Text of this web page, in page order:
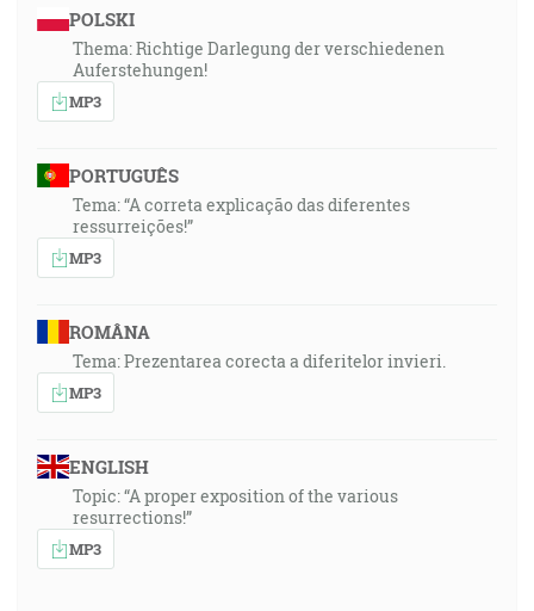
POLSKI
Thema: Richtige Darlegung der verschiedenen
Auferstehungen!
MP3
PORTUGUÊS
Tema: “A correta explicação das diferentes
ressurreições!”
MP3
ROMÂNA
Tema: Prezentarea corecta a diferitelor invieri.
MP3
ENGLISH
Topic: “A proper exposition of the various
resurrections!”
MP3